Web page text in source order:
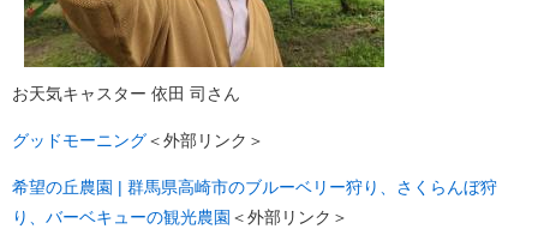
お天気キャスター 依田 司さん
グッドモーニング＜外部リンク＞
希望の丘農園 | 群馬県高崎市のブルーベリー狩り、さくらんぼ狩
り、バーベキューの観光農園 ＜外部リンク＞